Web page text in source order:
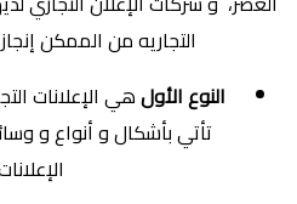
التجاريه من الممكن
النوع الأولهي الإعلانات
تأتي بأشكال و أنواع و